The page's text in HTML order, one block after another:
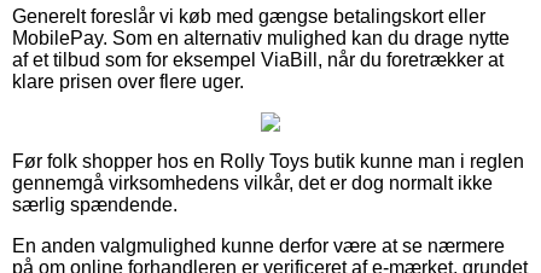
Generelt foreslår vi køb med gængse betalingskort eller
MobilePay. Som en alternativ mulighed kan du drage nytte
af et tilbud som for eksempel ViaBill, når du foretrækker at
klare prisen over flere uger.
Før folk shopper hos en Rolly Toys butik kunne man i reglen
gennemgå virksomhedens vilkår, det er dog normalt ikke
særlig spændende.
En anden valgmulighed kunne derfor være at se nærmere
på om online forhandleren er verificeret af e-mærket, grundet